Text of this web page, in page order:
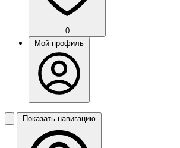
0
Мой профиль
Показать навигацию